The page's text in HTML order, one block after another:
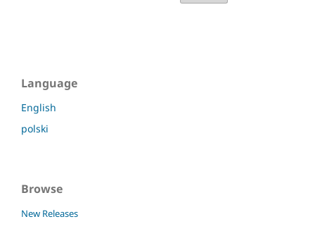
Language
English
polski
Browse
New Releases